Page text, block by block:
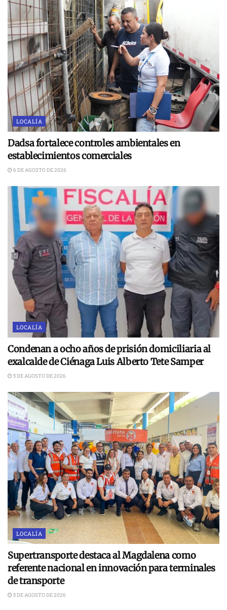
LOCALÍA
Dadsa fortalece controles ambientales en
establecimientos comerciales
6 DE AGOSTO DE 2026
LOCALÍA
Condenan a ocho años de prisión domiciliaria al
exalcalde de Ciénaga Luis Alberto Tete Samper
5 DE AGOSTO DE 2026
LOCALÍA
Supertransporte destaca al Magdalena como
referente nacional en innovación para terminales
de transporte
5 DE AGOSTO DE 2026